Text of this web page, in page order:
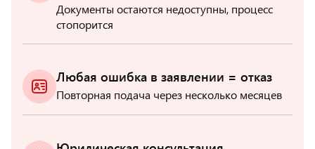
Документы остаются недоступны, процесс
стопорится
Любая ошибка в заявлении = отказ
Повторная подача через несколько месяцев